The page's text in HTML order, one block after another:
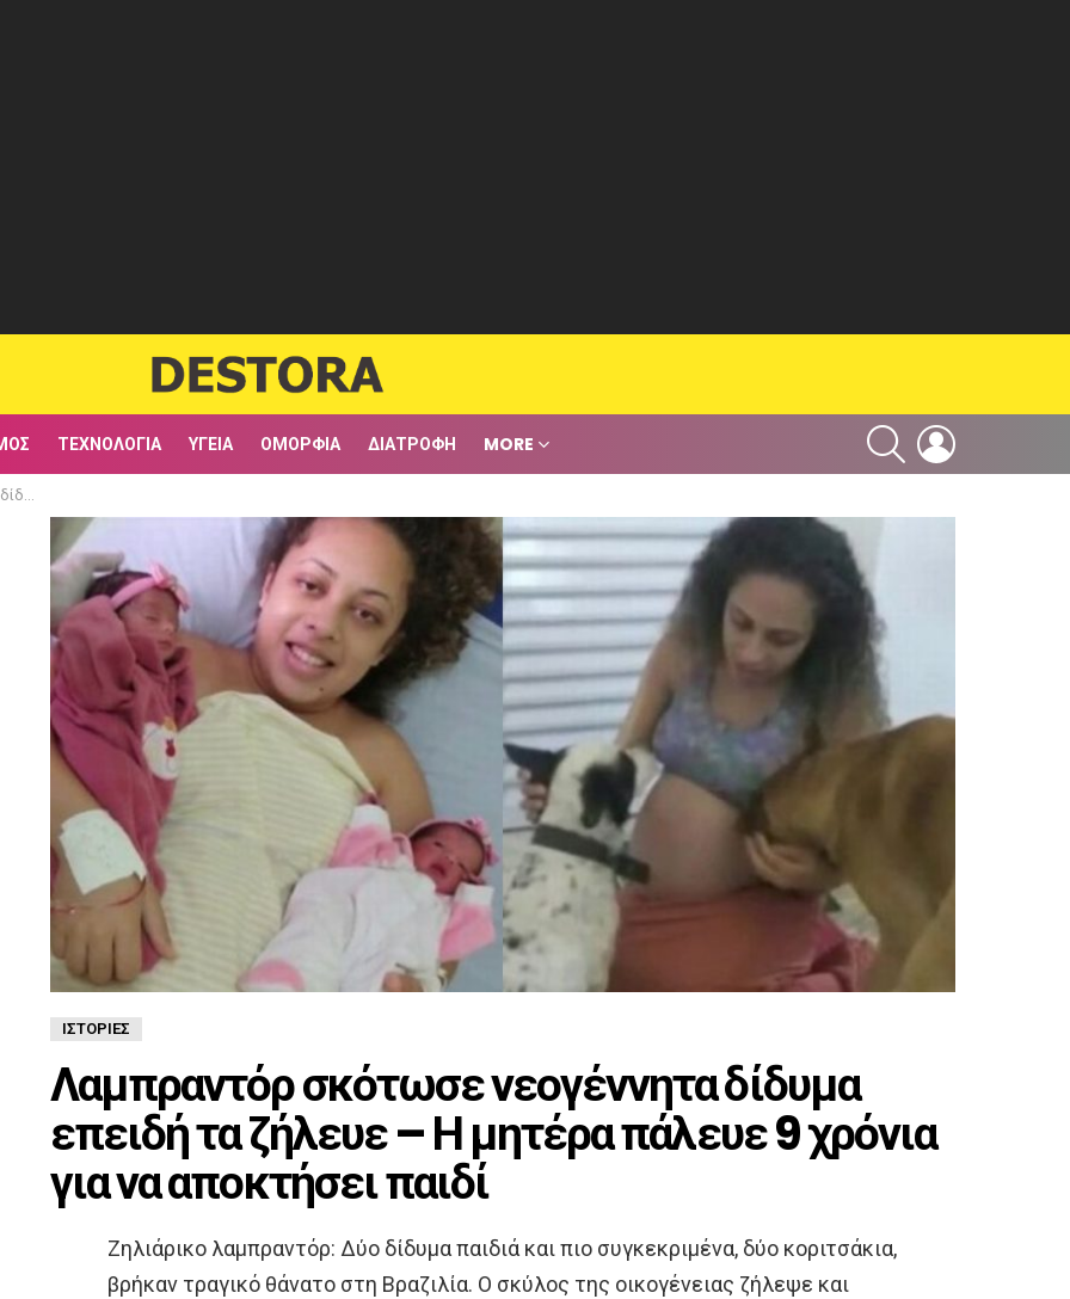
ΤΕΧΝΟΛΟΓΊΑ ΥΓΕΊΑ ΟΜΟΡΦΙΆ ΔΙΑΤΡΟΦΉ MORE
SEARCH
παιδί
ΙΣΤΟΡΊΕΣ
Λαμπραντόρ σκότωσε νεογέννητα δίδυμα
επειδή τα ζήλευε – Η μητέρα πάλευε 9 χρόνια
για να αποκτήσει παιδί
Ζηλιάρικο λαμπραντόρ: Δύο δίδυμα παιδιά και πιο συγκεκριμένα, δύο κοριτσάκια,
βρήκαν τραγικό θάνατο στη Βραζιλία. Ο σκύλος της οικογένειας ζήλεψε και